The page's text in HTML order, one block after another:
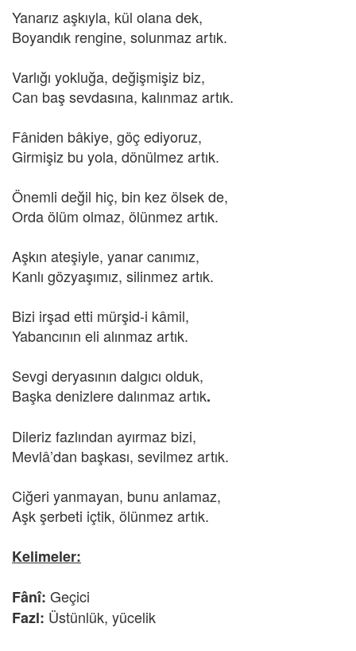
Yanarız aşkıyla, kül olana dek,
Boyandık rengine, solunmaz artık.
Varlığı yokluğa, değişmişiz biz,
Can baş sevdasına, kalınmaz artık.
Fâniden bâkiye, göç ediyoruz,
Girmişiz bu yola, dönülmez artık.
Önemli değil hiç, bin kez ölsek de,
Orda ölüm olmaz, ölünmez artık.
Aşkın ateşiyle, yanar canımız,
Kanlı gözyaşımız, silinmez artık.
Bizi irşad etti mürşid-i kâmil,
Yabancının eli alınmaz artık.
Sevgi deryasının dalgıcı olduk,
Başka denizlere dalınmaz artık.
Dileriz fazlından ayırmaz bizi,
Mevlâ’dan başkası, sevilmez artık.
Ciğeri yanmayan, bunu anlamaz,
Aşk şerbeti içtik, ölünmez artık.
Kelimeler:
Fânî: Geçici
Fazl: Üstünlük, yücelik